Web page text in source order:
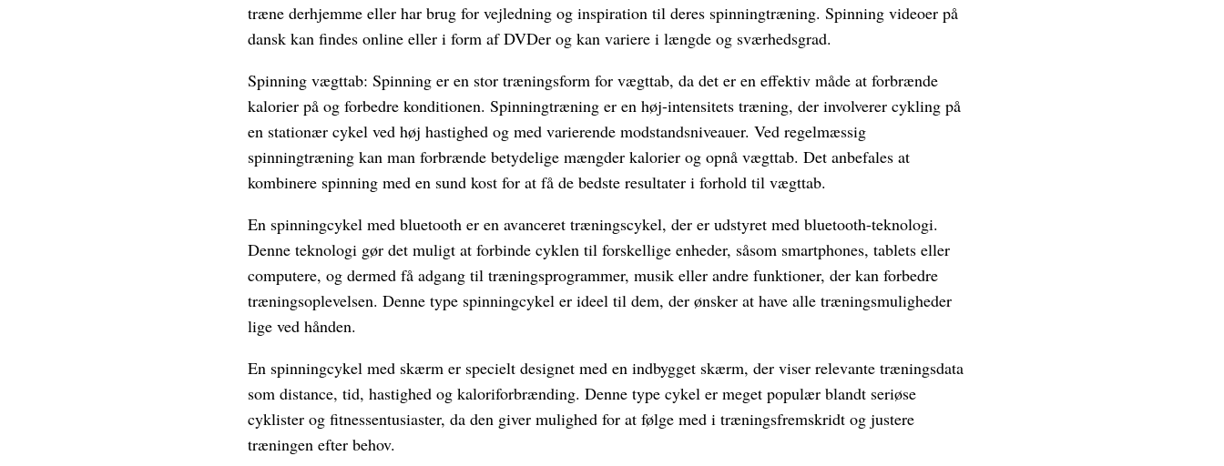
træne derhjemme eller har brug for vejledning og inspiration til deres spinningtræning. Spinning videoer på
dansk kan findes online eller i form af DVDer og kan variere i længde og sværhedsgrad.
Spinning vægttab: Spinning er en stor træningsform for vægttab, da det er en effektiv måde at forbrænde
kalorier på og forbedre konditionen. Spinningtræning er en høj-intensitets træning, der involverer cykling på
en stationær cykel ved høj hastighed og med varierende modstandsniveauer. Ved regelmæssig
spinningtræning kan man forbrænde betydelige mængder kalorier og opnå vægttab. Det anbefales at
kombinere spinning med en sund kost for at få de bedste resultater i forhold til vægttab.
En spinningcykel med bluetooth er en avanceret træningscykel, der er udstyret med bluetooth-teknologi.
Denne teknologi gør det muligt at forbinde cyklen til forskellige enheder, såsom smartphones, tablets eller
computere, og dermed få adgang til træningsprogrammer, musik eller andre funktioner, der kan forbedre
træningsoplevelsen. Denne type spinningcykel er ideel til dem, der ønsker at have alle træningsmuligheder
lige ved hånden.
En spinningcykel med skærm er specielt designet med en indbygget skærm, der viser relevante træningsdata
som distance, tid, hastighed og kaloriforbrænding. Denne type cykel er meget populær blandt seriøse
cyklister og fitnessentusiaster, da den giver mulighed for at følge med i træningsfremskridt og justere
træningen efter behov.